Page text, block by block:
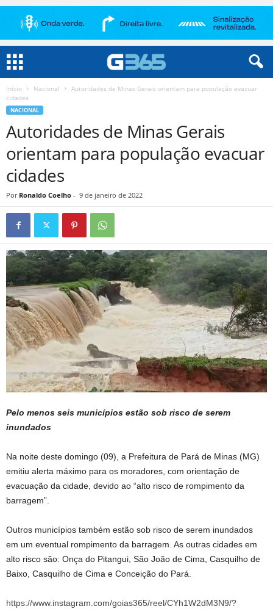
Início Nacional
Autoridades de Minas Gerais orientam para população evacuar
cidades
NACIONAL
Autoridades de Minas Gerais
orientam para população evacuar
cidades
Por Ronaldo Coelho - 9 de janeiro de 2022
Pelo menos seis municípios estão sob risco de serem
inundados
Na noite deste domingo (09), a Prefeitura de Pará de Minas (MG)
emitiu alerta máximo para os moradores, com orientação de
evacuação da cidade, devido ao “alto risco de rompimento da
barragem”.
Outros municípios também estão sob risco de serem inundados
em um eventual rompimento da barragem. As outras cidades em
alto risco são: Onça do Pitangui, São João de Cima, Casquilho de
Baixo, Casquilho de Cima e Conceição do Pará.
https://www.instagram.com/goias365/reel/CYh1W2dM3N9/?